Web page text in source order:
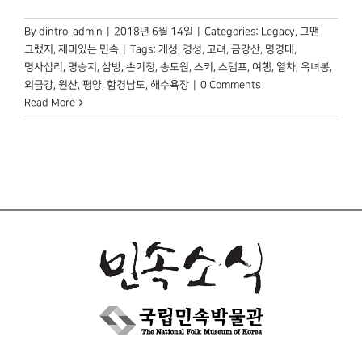
By dintro_admin 2018년 6월 14일 Categories: Legacy, 그땐
그랬지 , 재미있는 민속 Tags: 개성, 경성, 고려 , 금강산, 명경대 ,
명사십리 , 명승지 , 삼방, 손기정, 송도원, 스키 , 스탬프, 여행, 열차, 옥녀봉,
외금강, 원산, 평양, 함경남도, 해수욕장
0 Comments
Read More